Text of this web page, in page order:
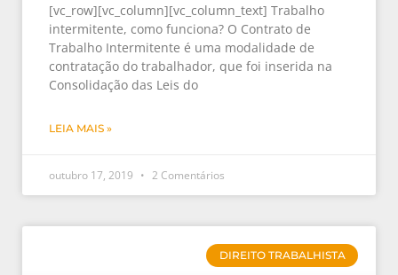
[vc_row][vc_column][vc_column_text] Trabalho
intermitente, como funciona? O Contrato de
Trabalho Intermitente é uma modalidade de
contratação do trabalhador, que foi inserida na
Consolidação das Leis do
LEIA MAIS »
outubro 17, 2019 2 Comentários
DIREITO TRABALHISTA